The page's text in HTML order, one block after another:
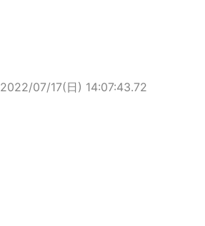
2022/07/17(日) 14:07:43.72